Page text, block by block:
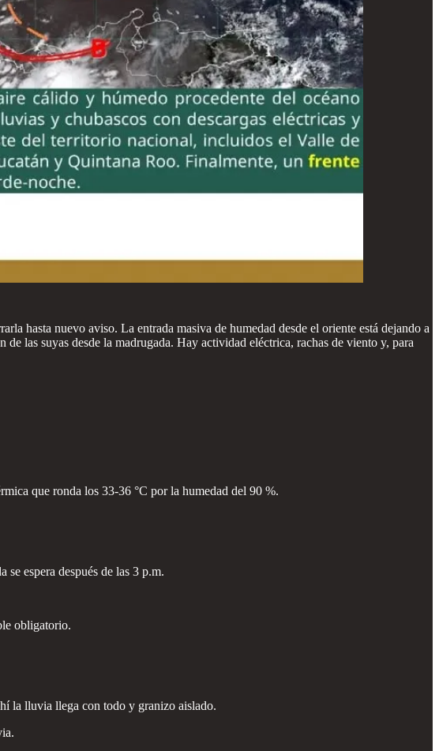
hasta nuevo aviso. La entrada masiva de humedad desde el oriente está dejando a
las suyas desde la madrugada. Hay actividad eléctrica, rachas de viento y, para
que ronda los 33-36 °C por la humedad del 90 %.
espera después de las 3 p.m.
obligatorio.
la lluvia llega con todo y granizo aislado.